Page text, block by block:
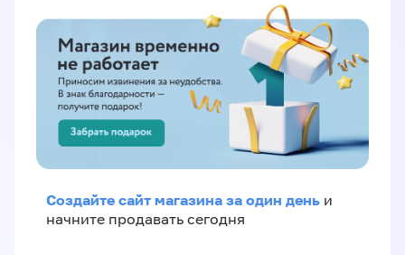
Создайте сайт магазина за один день и
начните продавать сегодня